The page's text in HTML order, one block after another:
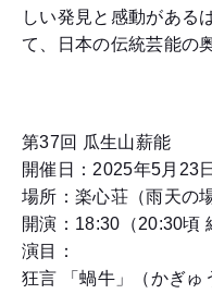
しい発見と感動がある
て、日本の伝統芸能の
第37回 瓜生山薪能
開催日：2025年5月23
場所：楽心荘（雨天の
開演：18:30（20:30頃
演目：
狂言 「蝸牛」（かぎゅ